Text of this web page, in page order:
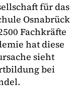
für das
Osnabrück
Fachkräfte
hat diese
sieht
bei